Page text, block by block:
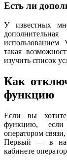
Есть ли
У известных
использованием
такая
изучить список
Как
функцию
Если вы
функцию, если
оператором
Первый — в
кабинете